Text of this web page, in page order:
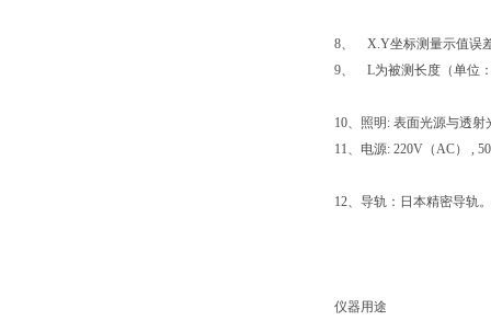
8、 X.Y坐标测量示值误
9、 L为被测长度（单位
10、照明: 表面光源与透
11、电源: 220V（AC） ,
12、导轨：日本精密导轨。
仪器用途